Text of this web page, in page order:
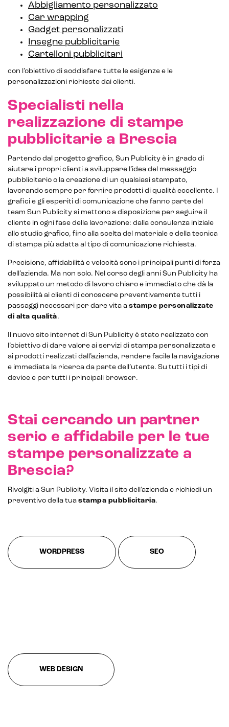
E-commerce store
Marketplace for selling
E-commerce management
Payment gateway integration
Customer service management
Sistemi di loyalty
Hubspot
Email marketing
Lead generation e nurturing
Customer segmentation
Abbigliamento personalizzato
Car wrapping
Gadget personalizzati
Insegne pubblicitarie
Cartelloni pubblicitari
con l’obiettivo di soddisfare tutte le esigenze e le
personalizzazioni richieste dai clienti.
Specialisti nella
realizzazione di stampe
pubblicitarie a Brescia
Partendo dal progetto grafico, Sun Publicity è in grado di
aiutare i propri clienti a sviluppare l’idea del messaggio
pubblicitario o la creazione di un qualsiasi stampato,
lavorando sempre per fornire prodotti di qualità eccellente. I
grafici e gli esperiti di comunicazione che fanno parte del
team Sun Publicity si mettono a disposizione per seguire il
cliente in ogni fase della lavorazione: dalla consulenza iniziale
allo studio grafico, fino alla scelta del materiale e della tecnica
di stampa più adatta al tipo di comunicazione richiesta.
Precisione, affidabilità e velocità sono i principali punti di forza
dell’azienda. Ma non solo. Nel corso degli anni Sun Publicity ha
sviluppato un metodo di lavoro chiaro e immediato che dà la
possibilità ai clienti di conoscere preventivamente tutti i
passaggi necessari per dare vita a stampe personalizzate
di alta qualità.
Il nuovo sito internet di Sun Publicity è stato realizzato con
l’obiettivo di dare valore ai servizi di stampa personalizzata e
ai prodotti realizzati dall’azienda, rendere facile la navigazione
e immediata la ricerca da parte dell’utente. Su tutti i tipi di
device e per tutti i principali browser.
Stai cercando un partner
serio e affidabile per le tue
stampe personalizzate a
Brescia?
Rivolgiti a Sun Publicity. Visita il sito dell’azienda e richiedi un
preventivo della tua stampa pubblicitaria.
WORDPRESS SEO
WEB DESIGN